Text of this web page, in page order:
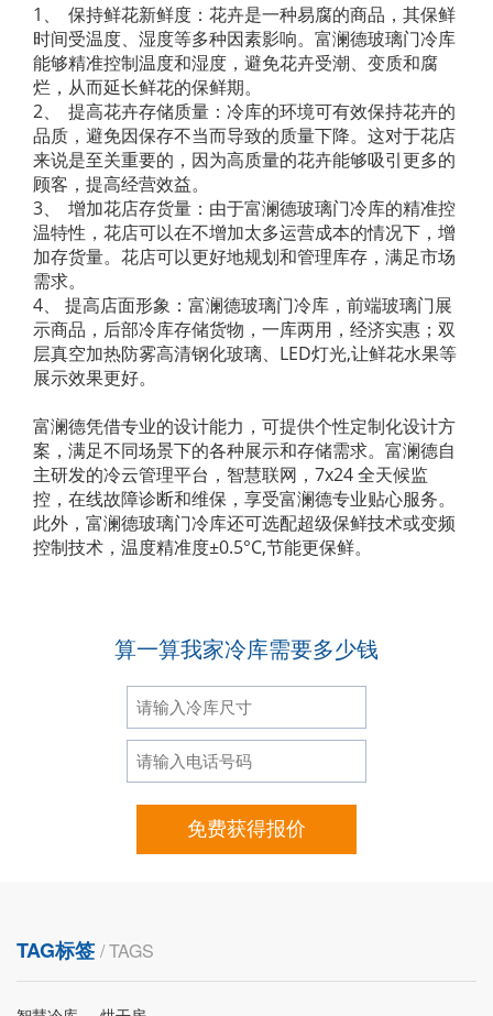
1、	保持鲜花新鲜度：花卉是一种易腐的商品，其保鲜
时间受温度、湿度等多种因素影响。富澜德玻璃门冷库
能够精准控制温度和湿度，避免花卉受潮、变质和腐
烂，从而延长鲜花的保鲜期。
2、	提高花卉存储质量：冷库的环境可有效保持花卉的
品质，避免因保存不当而导致的质量下降。这对于花店
来说是至关重要的，因为高质量的花卉能够吸引更多的
顾客，提高经营效益。
3、	增加花店存货量：由于富澜德玻璃门冷库的精准控
温特性，花店可以在不增加太多运营成本的情况下，增
加存货量。花店可以更好地规划和管理库存，满足市场
需求。
4、 提高店面形象：富澜德玻璃门冷库，前端玻璃门展
示商品，后部冷库存储货物，一库两用，经济实惠；双
层真空加热防雾高清钢化玻璃、LED灯光,让鲜花水果等
展示效果更好。
富澜德凭借专业的设计能力，可提供个性定制化设计方
案，满足不同场景下的各种展示和存储需求。富澜德自
主研发的冷云管理平台，智慧联网，7x24 全天候监
控，在线故障诊断和维保，享受富澜德专业贴心服务。
此外，富澜德玻璃门冷库还可选配超级保鲜技术或变频
控制技术，温度精准度±0.5°C,节能更保鲜。
算一算我家冷库需要多少钱
免费获得报价
TAG标签 / TAGS